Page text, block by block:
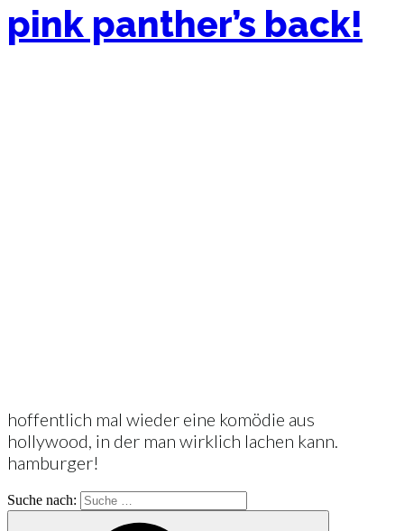
pink panther’s back!
hoffentlich mal wieder eine komödie aus
hollywood, in der man wirklich lachen kann.
hamburger!
Suche nach: